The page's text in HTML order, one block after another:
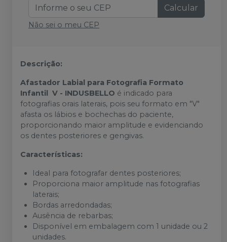
Calcular
Não sei o meu CEP
Descrição:
Afastador Labial para Fotografia Formato
Infantil V - INDUSBELLO é indicado para
fotografias orais laterais, pois seu formato em "V"
afasta os lábios e bochechas do paciente,
proporcionando maior amplitude e evidenciando
os dentes posteriores e gengivas.
Características:
Ideal para fotografar dentes posteriores;
Proporciona maior amplitude nas fotografias
laterais;
Bordas arredondadas;
Ausência de rebarbas;
Disponível em embalagem com 1 unidade ou 2
unidades.